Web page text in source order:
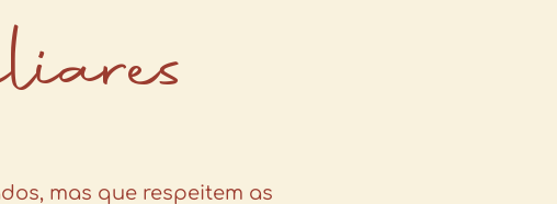
mas que respeitem as